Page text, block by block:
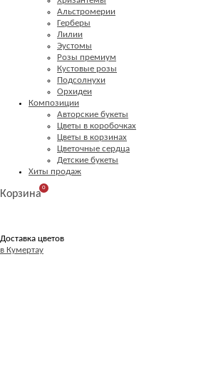
Альстромерии
Герберы
Лилии
Эустомы
Розы премиум
Кустовые розы
Подсолнухи
Орхидеи
Композиции
Авторские букеты
Цветы в коробочках
Цветы в корзинах
Цветочные сердца
Детские букеты
Хиты продаж
Корзина
0
Доставка цветов
в Кумертау